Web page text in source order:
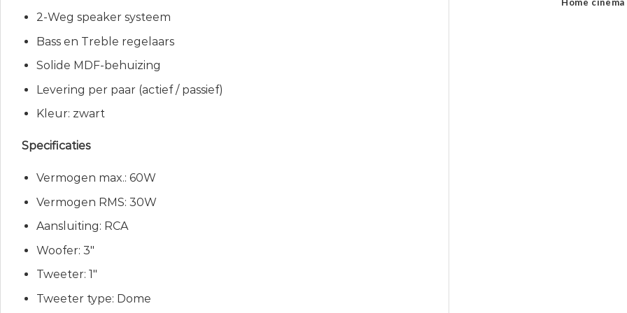
2-Weg speaker systeem
Bass en Treble regelaars
Solide MDF-behuizing
Levering per paar (actief / passief)
Kleur: zwart
Specificaties
Vermogen max.: 60W
Vermogen RMS: 30W
Aansluiting: RCA
Woofer: 3″
Tweeter: 1″
Tweeter type: Dome